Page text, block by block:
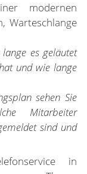
modernen
Warteschlange
es geläutet
und wie lange
sehen Sie
Mitarbeiter
sind und
in